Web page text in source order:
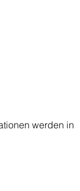
werden in